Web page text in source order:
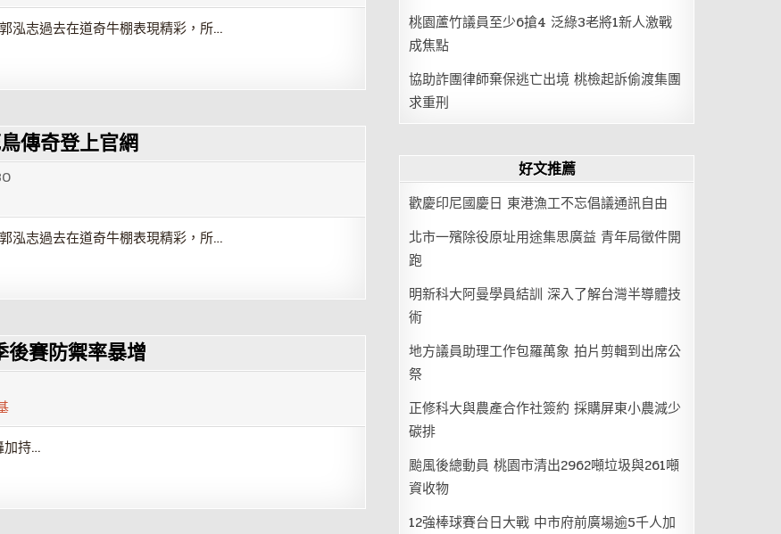
泓志過去在道奇牛棚表現精彩，所…
傳奇登上官網
泓志過去在道奇牛棚表現精彩，所…
後賽防禦率暴增
加持…
桃園蘆竹議員至少6搶4 泛綠3老將1新人激戰
成焦點
協助詐團律師棄保逃亡出境 桃檢起訴偷渡集團
求重刑
好文推薦
歡慶印尼國慶日 東港漁工不忘倡議通訊自由
北市一殯除役原址用途集思廣益 青年局徵件開
跑
明新科大阿曼學員結訓 深入了解台灣半導體技
術
地方議員助理工作包羅萬象 拍片剪輯到出席公
祭
正修科大與農產合作社簽約 採購屏東小農減少
碳排
颱風後總動員 桃園市清出2962噸垃圾與261噸
資收物
12強棒球賽台日大戰 中市府前廣場逾5千人加